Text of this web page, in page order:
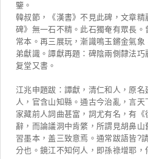
鑒。
韓叔節，《漢書》不見此碑，文章
碑》無一石不精。此石獨奄有眾長
常本。再三展玩，漸識鳴玉鏘金氣
弟獻識。譚獻再題：碑陰兩側隸法巧
复堂又書。
江兆申題跋：譚獻，清仁和人，原
人，官含山知縣。通古今治亂，言天
家藏前人詞曲甚富，詞尤有名，有
辭，而論議洞中肯綮，所謂見胡鼻
習墨本，盖三致意焉。通常跋語皆?
分也。鏡江不知何人，即孫祿增耶，